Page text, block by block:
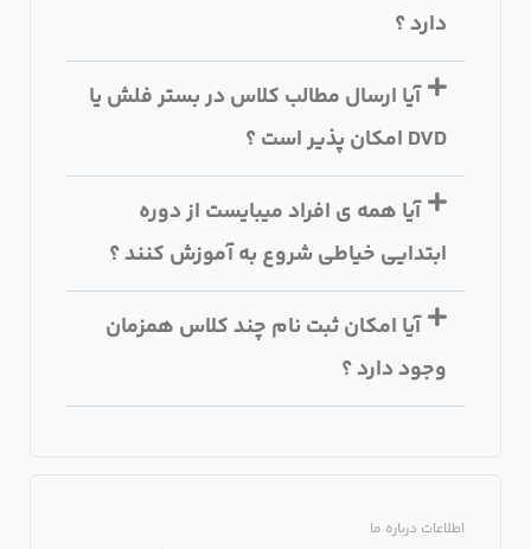
دارد ؟
آیا ارسال مطالب کلاس در بستر فلش یا
DVD امکان پذیر است ؟
آیا همه ی افراد میبایست از دوره
ابتدایی خیاطی شروع به آموزش کنند ؟
آیا امکان ثبت نام چند کلاس همزمان
وجود دارد ؟
اطلاعات درباره ما